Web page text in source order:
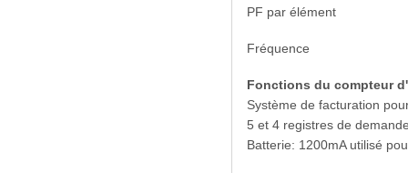
PF par élément
Fréquence
Fonctions du compteur
Système de facturation
5 et 4 registres de
Batterie: 1200mA utilisé